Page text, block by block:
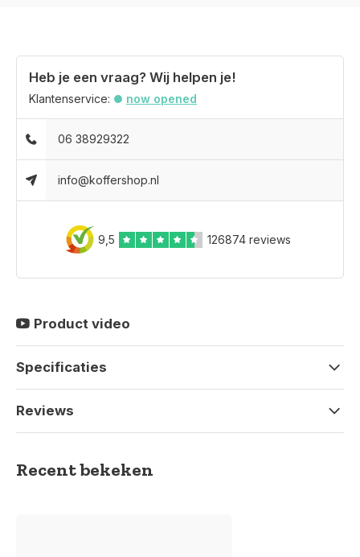
Heb je een vraag? Wij helpen je!
Klantenservice: now opened
06 38929322
info@koffershop.nl
9,5 126874 reviews
Product video
Specificaties
Reviews
Recent bekeken